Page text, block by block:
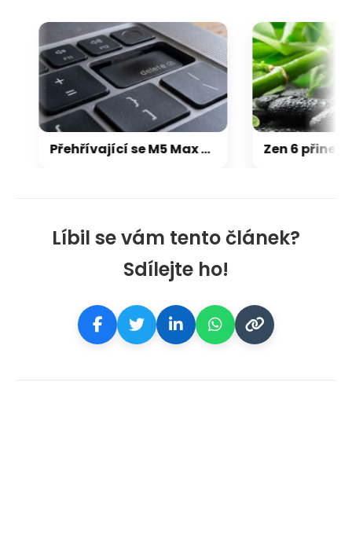
Líbil se vám tento článek?
Sdílejte ho!
Přehřívající se M5 Max MacBook Pro trápí zaseklé klávesy, cena opravy je $895